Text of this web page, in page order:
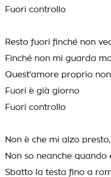
Fuori controllo
Resto fuori finché non
Finché non mi guarda
Quest'amore proprio
Fuori è già giorno
Fuori controllo
Non è che mi alzo
Non so neanche quando
Sbatto la testa fino a